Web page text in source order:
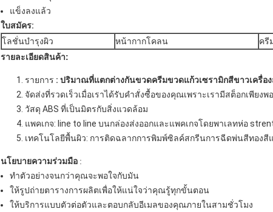
แข็งลงแล้ว
ใบสมัคร:
โลชั่นบำรุงผิว
หน้ากากโคลน
ครี
รายละเอียดสินค้า:
รายการ : ปริมาณที่แตกต่างกันขวดครีมขวดแก้วเซรามิกสีขาวเครื่อ
จัดส่งที่รวดเร็วเมื่อเราได้รับคำสั่งซื้อของคุณเพราะเรามีสต็อกเพียงพอ
วัสดุ ABS ที่เป็นมิตรกับสิ่งแวดล้อม
แพคเกจ: line to line บนกล่องส่งออกและแพคเกจโดยพาเลทห่อ
เทคโนโลยีพื้นผิว: การติดฉลากการพิมพ์ซิลค์สกรีนการฉีดพ่นสีทองสี
นโยบายความร่วมมือ :
ทำตัวอย่างจนกว่าคุณจะพอใจกับมัน
ให้รูปถ่ายตารางการผลิตเพื่อให้แน่ใจว่าคุณรู้ทุกขั้นตอน
ให้บริการแบบตัวต่อตัวและตอบกลับอีเมลของคุณภายในสามชั่วโมง